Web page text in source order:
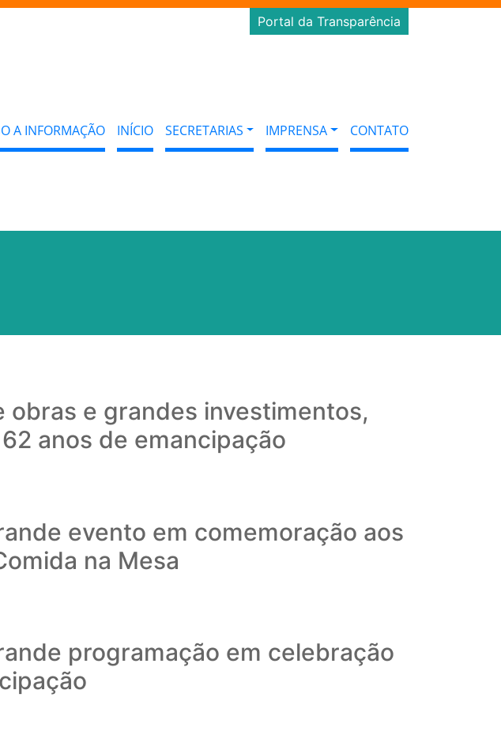
Portal da Transparência
A INFORMAÇÃO INÍCIO SECRETARIAS IMPRENSA CONTATO
obras e grandes investimentos,
anos de emancipação
evento em comemoração aos
na Mesa
programação em celebração